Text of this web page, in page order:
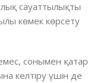
сауаттылықты
көмек көрсету
сонымен қатар
келтіру үшін де